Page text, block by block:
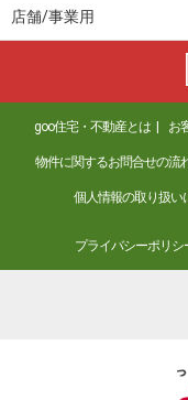
店舗/事業用
goo住宅・不動産とは お
物件に関するお問合せの流
個人情報の取り扱い
プライバシーポリシ